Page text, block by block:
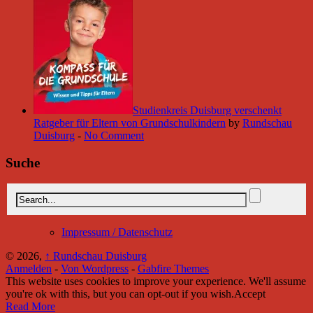
Studienkreis Duisburg verschenkt
Ratgeber für Eltern von Grundschulkindern by Rundschau
Duisburg - No Comment
Suche
Impressum / Datenschutz
© 2026, ↑ Rundschau Duisburg
Anmelden - Von Wordpress - Gabfire Themes
This website uses cookies to improve your experience. We'll assume
you're ok with this, but you can opt-out if you wish.Accept
Read More